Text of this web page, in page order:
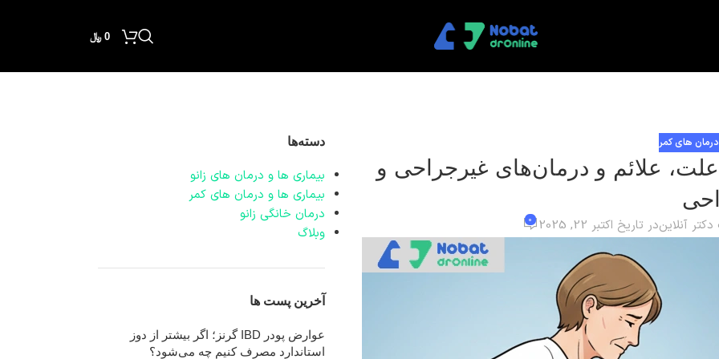
0 ﷼
های کمر
علائم و درمان‌های غیرجراحی و
آنلایندر تاریخ اکتبر 22, 2025 0
دسته‌ها
بیماری ها و درمان های زانو
بیماری ها و درمان های کمر
درمان خانگی زانو
وبلاگ
آخرین پست ها
عوارض پودر IBD گرنز؛ اگر بیشتر از دوز
استاندارد مصرف کنیم چه می‌شود؟